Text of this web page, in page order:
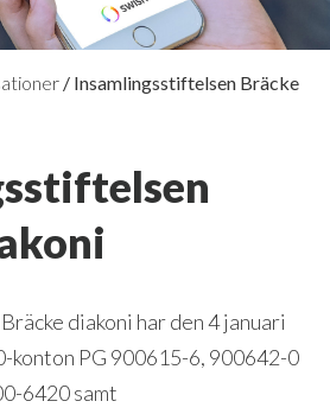
/ Insamlingsstiftelsen Bräcke
diakoni har den 4 januari
konton PG 900615-6, 900642-0
6420 samt